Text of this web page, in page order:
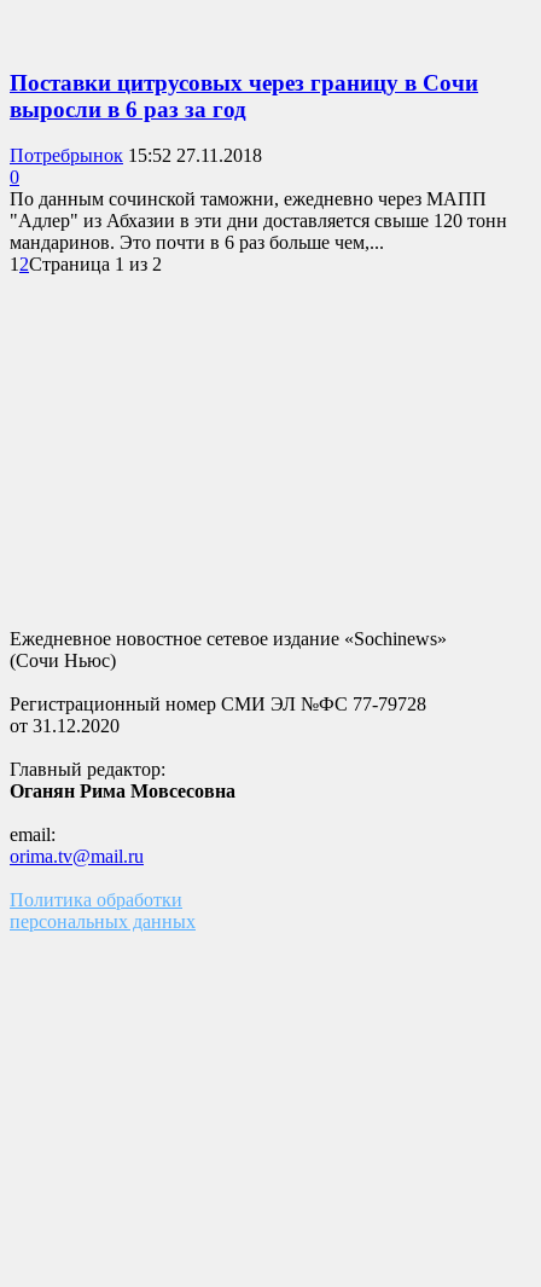
Поставки цитрусовых через границу в Сочи
выросли в 6 раз за год
Потребрынок 15:52 27.11.2018
0
По данным сочинской таможни, ежедневно через МАПП
"Адлер" из Абхазии в эти дни доставляется свыше 120 тонн
мандаринов. Это почти в 6 раз больше чем,...
1 2Страница 1 из 2
Ежедневное новостное сетевое издание «Sochinews»
(Сочи Ньюс)
Регистрационный номер СМИ ЭЛ №ФС 77-79728
от 31.12.2020
Главный редактор:
Оганян Рима Мовсесовна
email:
orima.tv@mail.ru
Политика обработки
персональных данных